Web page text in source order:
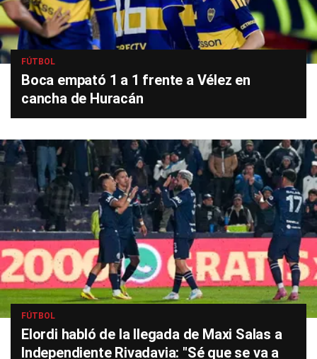
FÚTBOL
Boca empató 1 a 1 frente a Vélez en
cancha de Huracán
FÚTBOL
Elordi habló de la llegada de Maxi Salas a
Independiente Rivadavia: "Sé que se va a